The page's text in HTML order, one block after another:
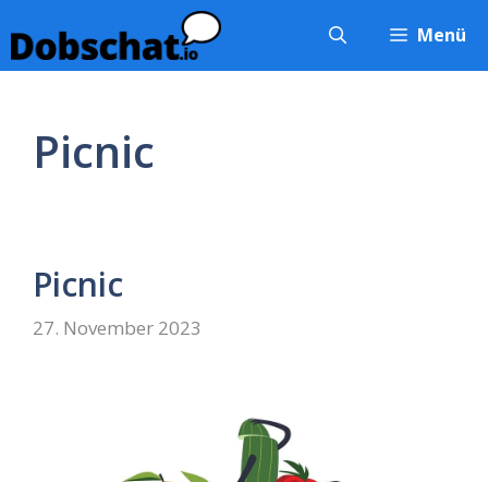
Inhalt
springen
Menü
Picnic
Picnic
27. November 2023